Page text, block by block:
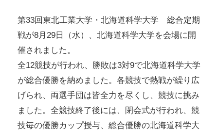
第33回東北工業大学・北海道科学大学 総合定期
戦が8月29日（水）、北海道科学大学を会場に開
催されました。
全12競技が行われ、勝敗は3対9で北海道科学大学
が総合優勝を納めました。各競技で熱戦が繰り広
げられ、両選手団は皆全力を尽くし、競技に挑み
ました。全競技終了後には、閉会式が行われ、競
技毎の優勝カップ授与、総合優勝の北海道科学大